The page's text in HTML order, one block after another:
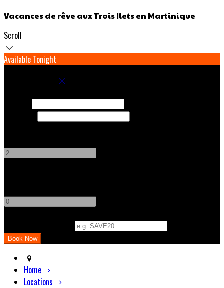
Vacances de rêve aux Trois Ilets en Martinique
Scroll
Available Tonight
Home
Locations